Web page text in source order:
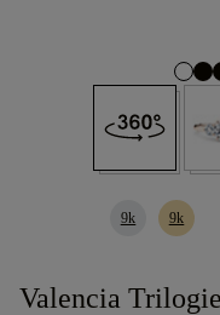
9k 9k
Valencia